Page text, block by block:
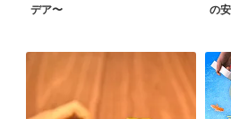
デア〜
の